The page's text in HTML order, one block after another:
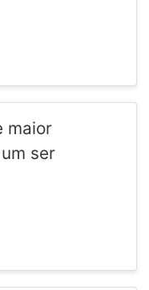
maior
ser